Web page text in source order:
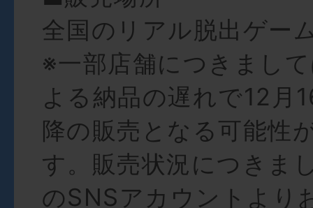
全国のリアル脱出ゲー
※一部店舗につきまし
よる納品の遅れで12月
降の販売となる可能性
す。販売状況につきま
のSNSアカウントより